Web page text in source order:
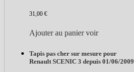
31,00 €
Ajouter au panier voir
Tapis pas cher sur mesure pour
Renault SCENIC 3 depuis 01/06/2009